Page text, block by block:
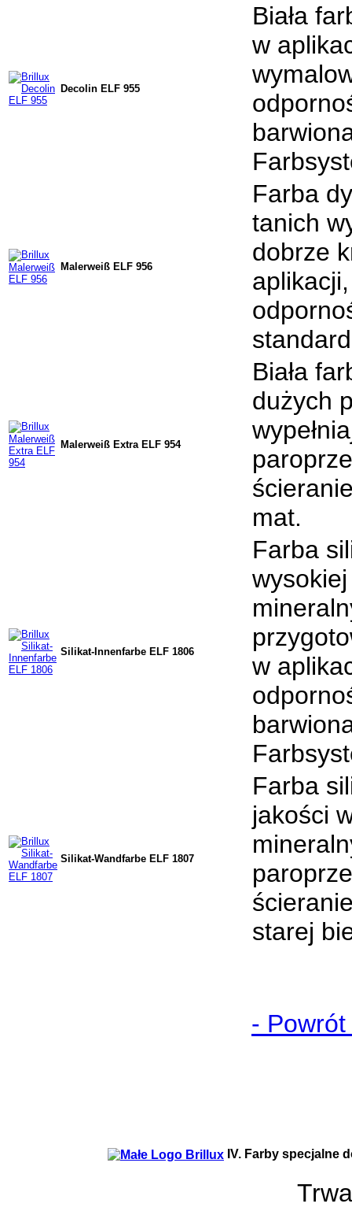
Decolin ELF 955
Biała
w
Malerweiß ELF 956
Farba
tanich
dobrze
Malerweiß Extra ELF 954
Biała
dużych
mat.
Silikat-Innenfarbe ELF 1806
Farba
w
Silikat-Wandfarbe ELF 1807
Farba
jakości
starej
-
IV. Farby specjalne